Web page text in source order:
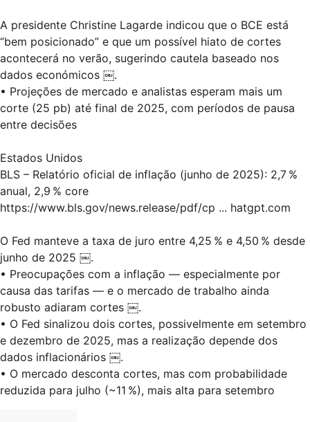
A presidente Christine Lagarde indicou que o BCE está
“bem posicionado” e que um possível hiato de cortes
acontecerá no verão, sugerindo cautela baseado nos
dados económicos ￼.
• Projeções de mercado e analistas esperam mais um
corte (25 pb) até final de 2025, com períodos de pausa
entre decisões
Estados Unidos
BLS – Relatório oficial de inflação (junho de 2025): 2,7 %
anual, 2,9 % core
https://www.bls.gov/news.release/pdf/cp ... hatgpt.com
O Fed manteve a taxa de juro entre 4,25 % e 4,50 % desde
junho de 2025 ￼.
• Preocupações com a inflação — especialmente por
causa das tarifas — e o mercado de trabalho ainda
robusto adiaram cortes ￼.
• O Fed sinalizou dois cortes, possivelmente em setembro
e dezembro de 2025, mas a realização depende dos
dados inflacionários ￼.
• O mercado desconta cortes, mas com probabilidade
reduzida para julho (~11 %), mais alta para setembro